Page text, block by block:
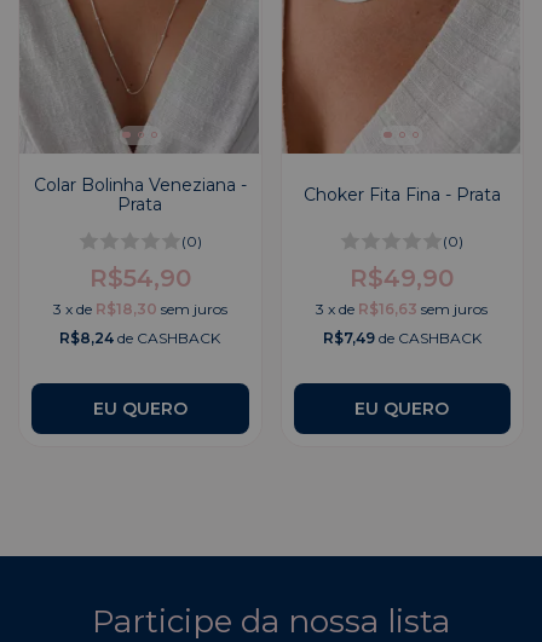
Colar Bolinha Veneziana -
Prata
(0)
R$54,90
3 x de R$18,30 sem juros
R$8,24 de CASHBACK
Choker Fita Fina - Prata
(0)
R$49,90
3 xde R$16,63 sem juros
R$7,49de CASHBACK
Participe da nossa lista